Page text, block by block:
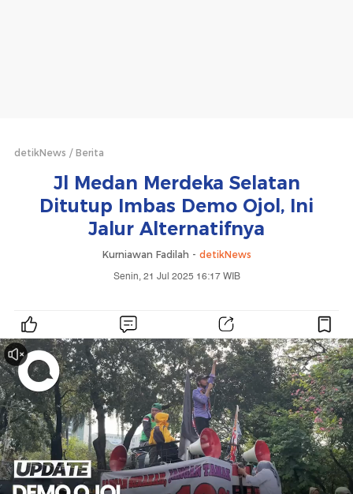
detikNews Berita
Jl Medan Merdeka Selatan
Ditutup Imbas Demo Ojol, Ini
Jalur Alternatifnya
Kurniawan Fadilah - detikNews
Senin, 21 Jul 2025 16:17 WIB